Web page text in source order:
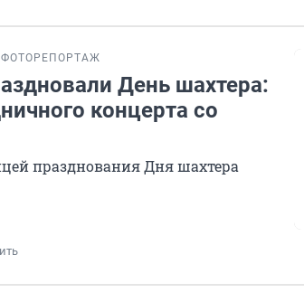
ФОТОРЕПОРТАЖ
День шахтера:
концерта со
празднования Дня шахтера